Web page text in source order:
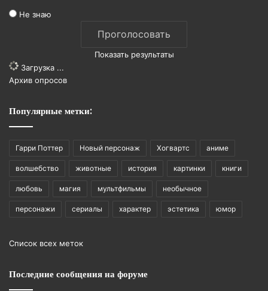
Не знаю
Показать результаты
Загрузка ...
Архив опросов
Популярные метки:
Гарри Поттер Новый персонаж Хогвартс аниме
волшебство животные история картинки книги
любовь магия мультфильмы необычное
персонажи сериалы характер эстетика юмор
Список всех меток
Последние сообщения на форуме